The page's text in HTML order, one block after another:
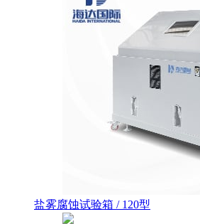
盐雾腐蚀试验箱 / 120型